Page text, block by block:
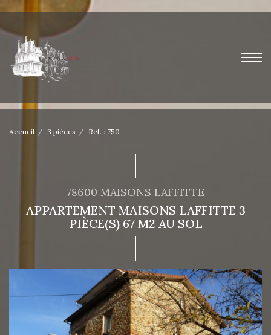
Accueil 3 pièces Ref. : 750
78600 MAISONS LAFFITTE
APPARTEMENT MAISONS LAFFITTE 3
PIÈCE(S) 67 M2 AU SOL